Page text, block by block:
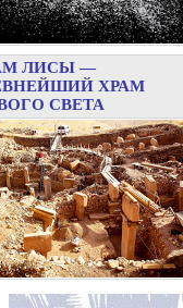
ЛИСЫ —
ХРАМ
СВЕТА